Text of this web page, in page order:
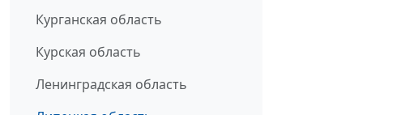
Курганская область
Курская область
Ленинградская область